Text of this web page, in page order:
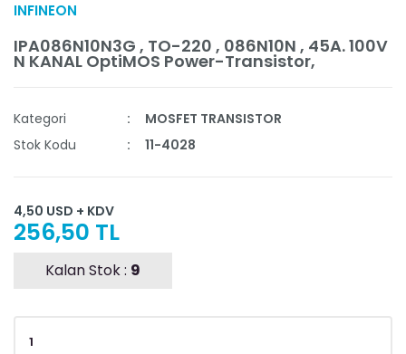
INFINEON
IPA086N10N3G , TO-220 , 086N10N , 45A. 100V
N KANAL OptiMOS Power-Transistor,
Kategori
MOSFET TRANSISTOR
Stok Kodu
11-4028
4,50 USD + KDV
256,50 TL
Kalan Stok : 9